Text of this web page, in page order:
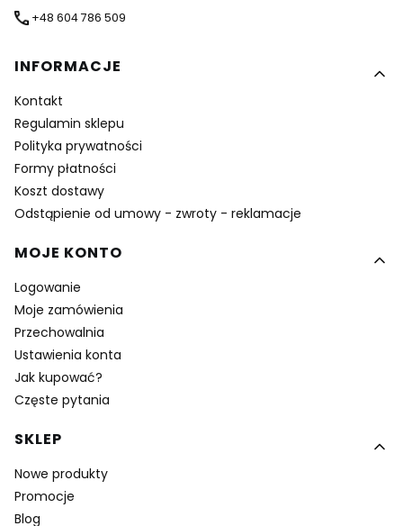
+48 604 786 509
Linki w stopce
INFORMACJE
Kontakt
Regulamin sklepu
Polityka prywatności
Formy płatności
Koszt dostawy
Odstąpienie od umowy - zwroty - reklamacje
MOJE KONTO
Logowanie
Moje zamówienia
Przechowalnia
Ustawienia konta
Jak kupować?
Częste pytania
SKLEP
Nowe produkty
Promocje
Blog